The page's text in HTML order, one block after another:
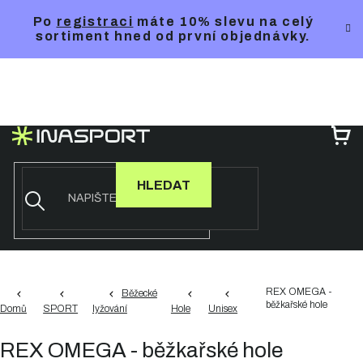
Po registraci máte 10% slevu na celý
sortiment hned od první objednávky.
HLEDAT
Domů SPORT
Běžecké
lyžování
Hole Unisex
REX OMEGA -
běžkařské hole
REX OMEGA - běžkařské hole